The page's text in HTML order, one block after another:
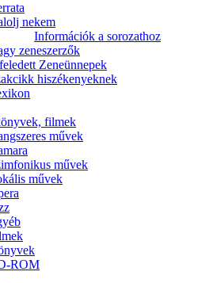
nekem
Információk a sorozathoz
zeneszerzők
Zeneünnepek
hiszékenyeknek
filmek
művek
művek
művek
ROM